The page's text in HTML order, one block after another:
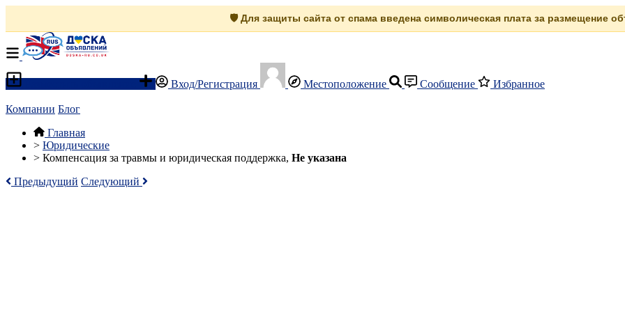
🛡️ Для защиты сайта от спама введена символическая плата за размещение
Вход/Регистрация Местоположение Сообщение Избранное
Компании Блог
Главная
> Юридические
> Компенсация за травмы и юридическая поддержка, Не указана
Предыдущий Следующий